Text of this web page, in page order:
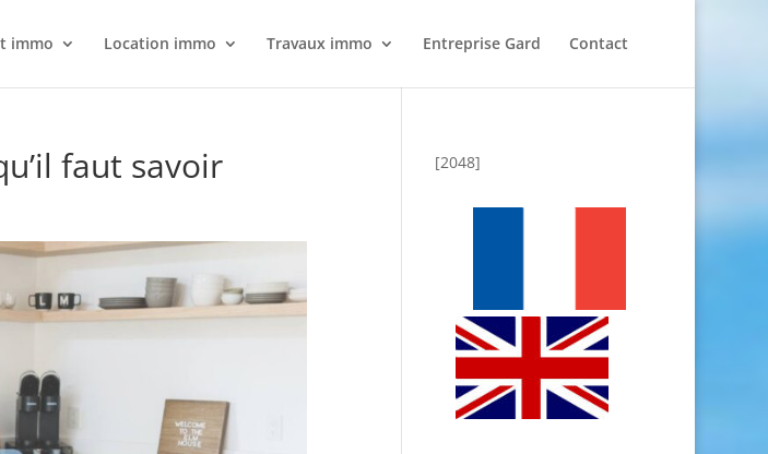
immo Location immo Travaux immo Entreprise Gard Contact
faut savoir [2048]